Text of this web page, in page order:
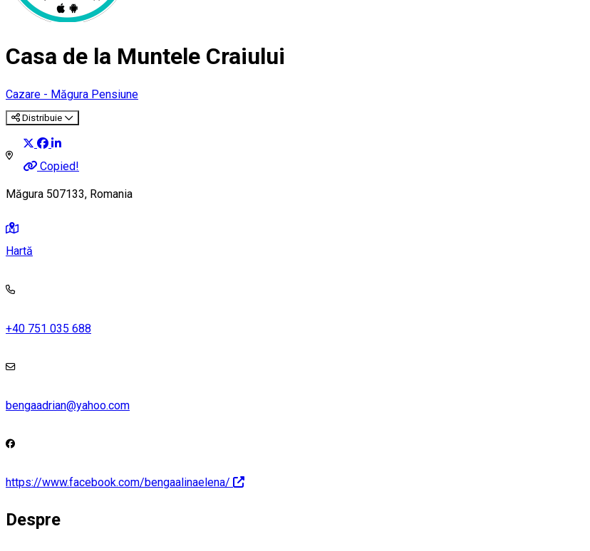
Casa de la Muntele Craiului
Cazare - Măgura Pensiune
Distribuie
Copied!
Măgura 507133, Romania
Hartă
+40 751 035 688
bengaadrian@yahoo.com
https://www.facebook.com/bengaalinaelena/
Despre